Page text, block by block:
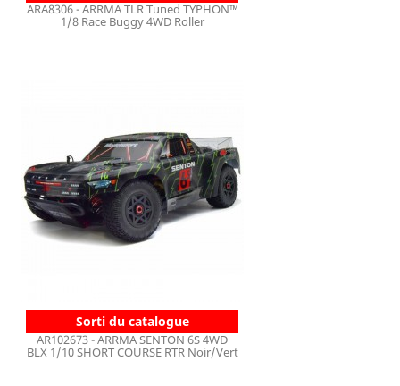
ARA8306 - ARRMA TLR Tuned TYPHON™
1/8 Race Buggy 4WD Roller
Sorti du catalogue
AR102673 - ARRMA SENTON 6S 4WD
BLX 1/10 SHORT COURSE RTR Noir/Vert